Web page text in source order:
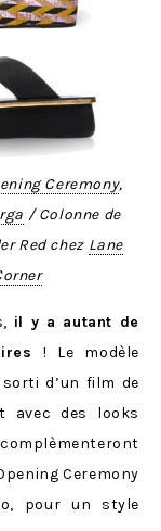
Ceremony,
/ Colonne de
Red chez Lane
il y a autant de
! Le modèle
d’un film de
avec des looks
Ceremony
pour un style